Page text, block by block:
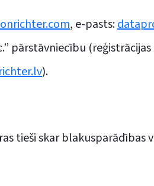
, e-pasts:
pārstāvniecību
).
tieši skar blakusparādības